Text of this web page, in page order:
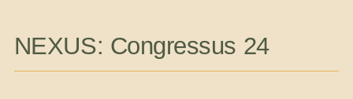
A ordem beneditina
NEXUS: Congressus 24